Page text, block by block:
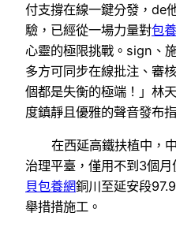
付支撐在線一鍵分發，de
驗，已經從一場力量對包
心靈的極限挑戰。sign、
多方可同步在線批注、審
個都是失衡的極端！」林
度鎮靜且優雅的聲音發布
在西延高鐵扶植中，
治理平臺，僅用不到3個月
貝包養網銅川至延安段
舉措措施工。